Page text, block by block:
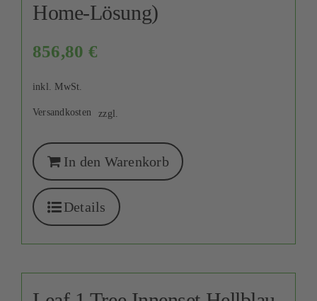
Home-Lösung)
856,80 €
inkl. MwSt.
zzgl.
Versandkosten
In den Warenkorb
Details